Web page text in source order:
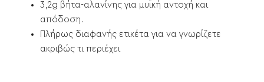
3,2g βήτα-αλανίνης για μυϊκή αντοχή και
απόδοση.
Πλήρως διαφανής ετικέτα για να γνωρίζετε
ακριβώς τι περιέχει